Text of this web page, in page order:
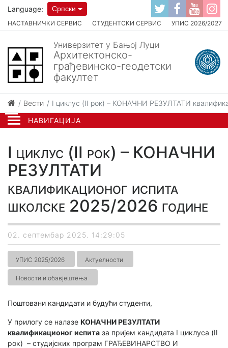
НАВИГАЦИЈА
НАСТАВНИЧКИ СЕРВИС СТУДЕНТСКИ СЕРВИС УПИС 2026/2027
Language: Српски
Универзитет у Бањој Луци
Архитектонско-
грађевинско-геодетски
факултет
Вести I циклус (II рок) – КОНАЧНИ РЕЗУЛТАТИ
I циклус (II рок) – КОНАЧНИ
РЕЗУЛТАТИ
квалификационог испита
школске 2025/2026 године
02. септембар 2025. 14:29:05
УПИС 2025/2026 Актуелности
Новости и обавјештења
Поштовани кандидати и будући студенти,
У прилогу се налазе КОНАЧНИ РЕЗУЛТАТИ
квалификационог испита за пријем кандидата I циклуса (II
рок) – студијских програм ГРАЂЕВИНАРСТВО И